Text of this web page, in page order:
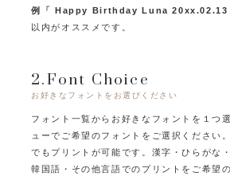
例「 Happy Birthday Luna 20xx.02.13
以内がオススメです。
2.Font Choice
お好きなフォントをお選びください
フォント一覧からお好きなフォントを１つ
ューでご希望のフォントをご選択ください。
でもプリントが可能です。 漢字・ひらがな
韓国語・その他言語でのプリントをご希望